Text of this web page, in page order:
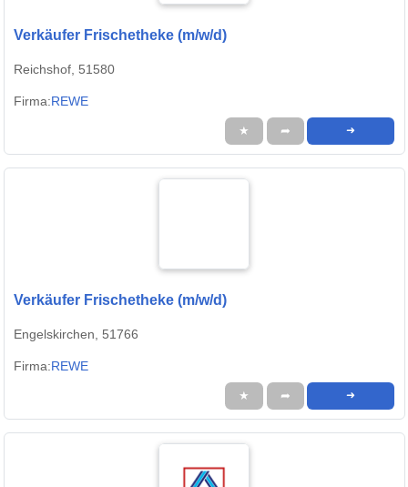
Verkäufer Frischetheke (m/w/d)
Reichshof, 51580
Firma:REWE
★ ➦ ➜
Verkäufer Frischetheke (m/w/d)
Engelskirchen, 51766
Firma:REWE
★ ➦ ➜